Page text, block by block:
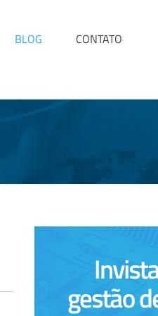
BLOG CONTATO